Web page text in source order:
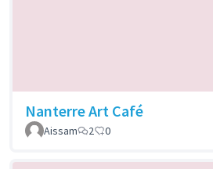
Nanterre Art Café
Aissam
2 0